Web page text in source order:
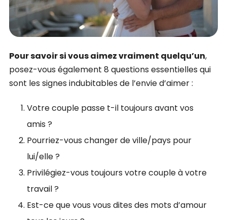
Pour savoir si vous aimez vraiment quelqu’un,
posez-vous également 8 questions essentielles qui
sont les signes indubitables de l’envie d’aimer :
Votre couple passe t-il toujours avant vos
amis ?
Pourriez-vous changer de ville/pays pour
lui/elle ?
Privilégiez-vous toujours votre couple à votre
travail ?
Est-ce que vous vous dites des mots d’amour